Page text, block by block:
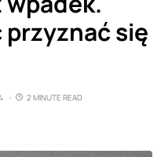
się
2 MINUTE READ